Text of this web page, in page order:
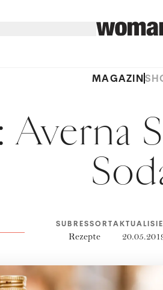
MAGAZIN
Averna
SUBRESSORT
Rezepte